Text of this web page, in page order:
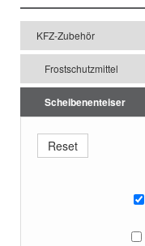
KFZ-Zubehör
Frostschutzmittel
Scheibenenteiser